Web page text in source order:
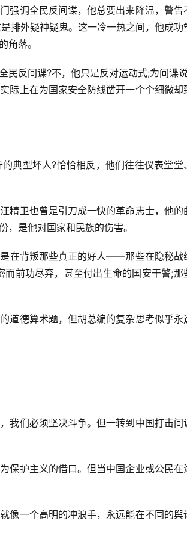
强调全民反间谍，他总要出来降温，警告
排外疑神疑鬼。这一冷一热之间，他成功
角落。
民反间谍?不，他只是反对运动式;为间谍
际上在为国家安全防线凿开一个个细微却
典型坏人?恰恰相反，他们往往仪表堂堂
精卫也曾是引刀成一快的革命志士，他的
是他对国家和民族的伤害。
在背叛那些真正的好人——那些在隐秘战
前功尽弃，甚至付出生命的国安干警;那
道德算术题，但胡总编的复杂思考似乎永
我们必须坚决斗争。但一转到中国打击间
保护主义的借口。但当中国企业或公民在
像一个高明的冲浪手，永远能在不同的舆